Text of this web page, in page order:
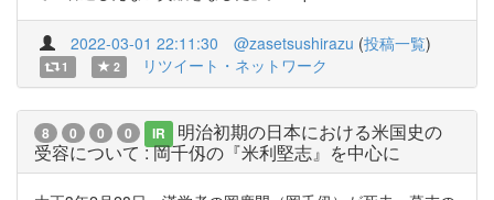
2022-03-01 22:11:30 @zasetsushirazu (投稿一覧)
1 2 リツイート・ネットワーク
8 0 0 0 IR
明治初期の日本における米国史の
受容について : 岡千仭の『米利堅志』を中心に